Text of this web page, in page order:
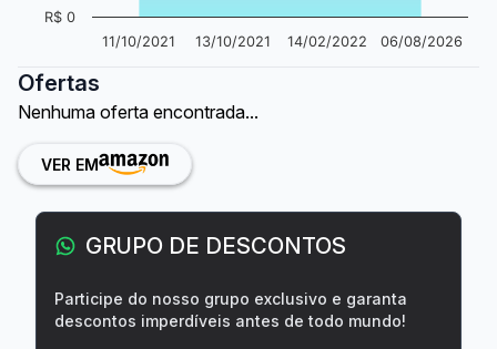
11/10/2021 13/10/2021 14/02/2022 06/08/2026
R$ 0
Ofertas
Nenhuma oferta encontrada...
VER EM
GRUPO DE DESCONTOS
Participe do nosso grupo exclusivo e garanta
descontos imperdíveis antes de todo mundo!